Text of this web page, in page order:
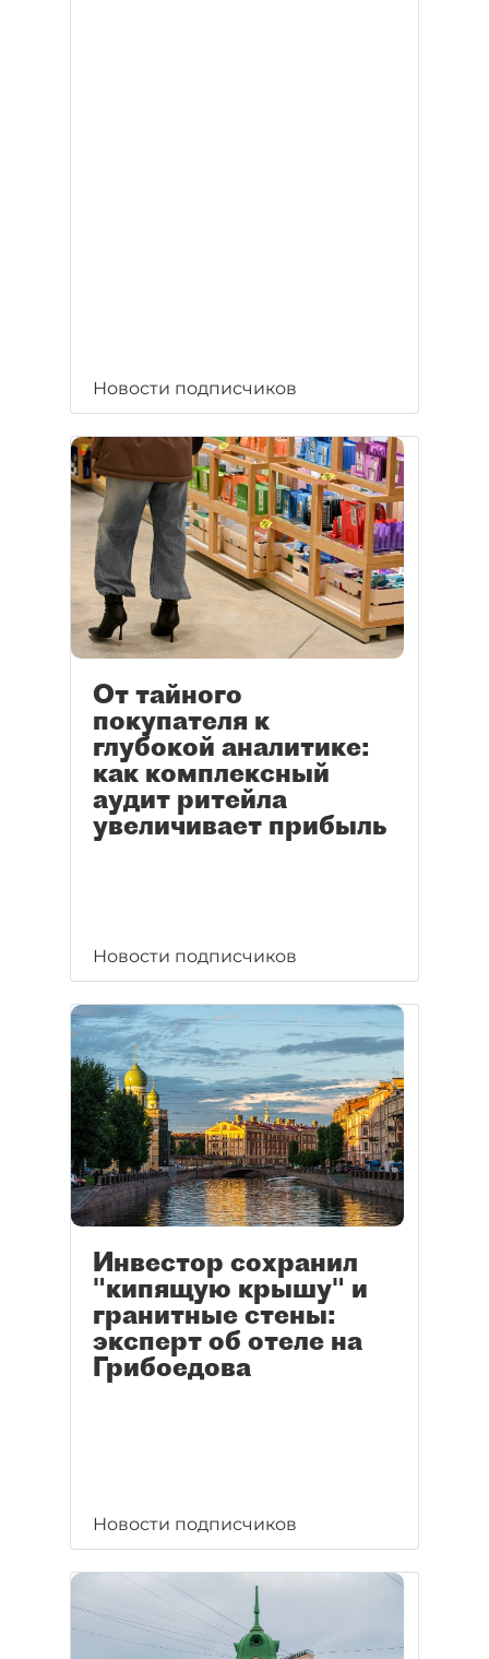
Новости подписчиков
От тайного
покупателя к
глубокой аналитике:
как комплексный
аудит ритейла
увеличивает прибыль
Новости подписчиков
Инвестор сохранил
"кипящую крышу" и
гранитные стены:
эксперт об отеле на
Грибоедова
Новости подписчиков